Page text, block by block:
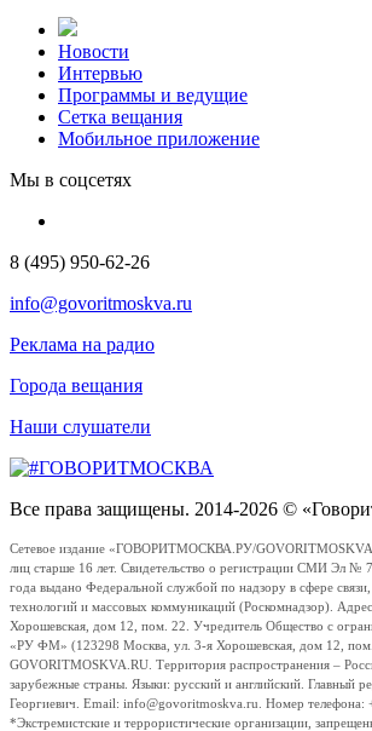
Новости
Интервью
Программы и ведущие
Сетка вещания
Мобильное приложение
Мы в соцсетях
8 (495) 950-62-26
info@govoritmoskva.ru
Реклама на радио
Города вещания
Наши слушатели
Все права защищены. 2014-2026 ©
Сетевое издание «ГОВОРИТМОСКВА.РУ/
лиц старше 16 лет. Свидетельство о регистрации СМИ Эл №
года выдано Федеральной службой по надзору в сфере
технологий и массовых коммуникаций (Роскомнадзор).
Хорошевская, дом 12, пом. 22. Учредитель Общество с
«РУ ФМ» (123298 Москва, ул. 3-я Хорошевская, дом 12,
GOVORITMOSKVA.RU. Территория распространения –
зарубежные страны. Языки: русский и английский. Главный
Георгиевич. Email: info@govoritmoskva.ru. Номер телефона:
*Экстремистские и террористические организации,